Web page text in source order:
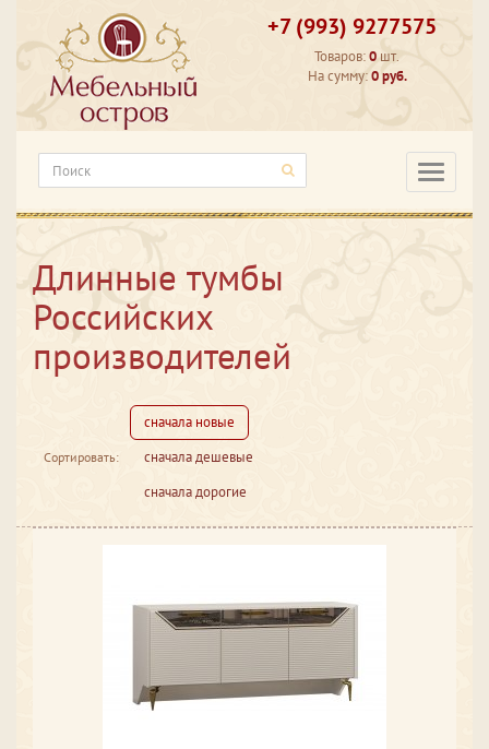
+7 (993) 9277575
Товаров:0 шт.
На сумму:0 руб.
Длинные тумбы
Российских
производителей
Сортировать:
сначала новые
сначала дешевые
сначала дорогие